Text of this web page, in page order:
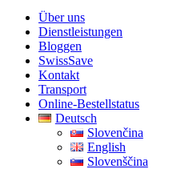
Über uns
Dienstleistungen
Bloggen
SwissSave
Kontakt
Transport
Online-Bestellstatus
Deutsch
Slovenčina
English
Slovenščina